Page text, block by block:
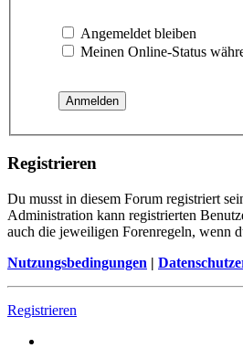
Angemeldet bleiben
Meinen Online-Status
Registrieren
Du musst in diesem Forum registriert
Administration kann registrierten
auch die jeweiligen Forenregeln, wenn
Nutzungsbedingungen |
Registrieren